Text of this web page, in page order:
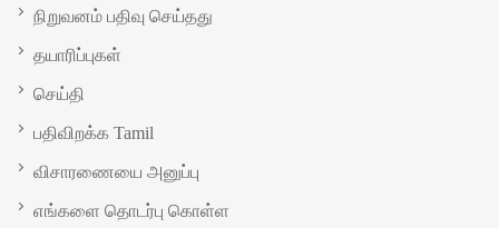
நிறுவனம் பதிவு செய்தது
தயாரிப்புகள்
செய்தி
பதிவிறக்க Tamil
விசாரணையை அனுப்பு
எங்களை தொடர்பு கொள்ள